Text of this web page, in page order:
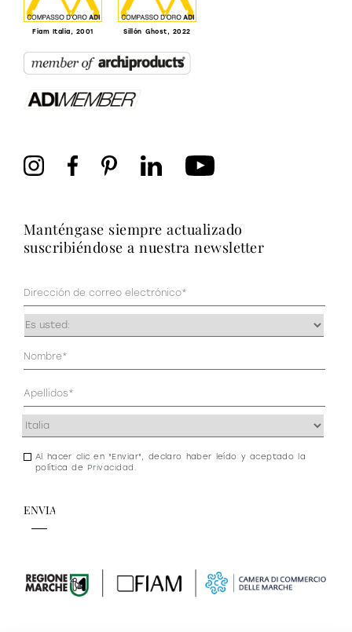
Fiam Italia, 2001 Sillón Ghost, 2022
manténgase siempre actualizado
suscribiéndose a nuestra newsletter
Correo
electrónico
(Obligatorio)
Ocupación
(Obligatorio)
Datos
personales
(Obligatorio)
Dirección
Consentimiento
y
Al hacer clic en "Enviar", declaro haber leído y aceptado la
política de Privacidad